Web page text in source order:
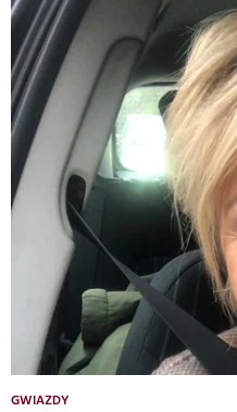
GWIAZDY